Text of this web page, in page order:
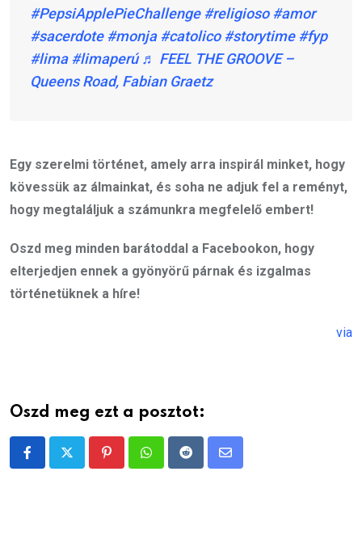
#PepsiApplePieChallenge #religioso #amor
#sacerdote #monja #catolico #storytime #fyp
#lima #limaperú ♬ FEEL THE GROOVE –
Queens Road, Fabian Graetz
Egy szerelmi történet, amely arra inspirál minket, hogy
kövessük az álmainkat, és soha ne adjuk fel a reményt,
hogy megtaláljuk a számunkra megfelelő embert!
Oszd meg minden barátoddal a Facebookon, hogy
elterjedjen ennek a gyönyörű párnak és izgalmas
történetüknek a híre!
via
Oszd meg ezt a posztot:
PinterestWhatsappRedditShare